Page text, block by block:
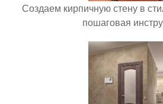
Создаем кирпичную стену в
пошаговая